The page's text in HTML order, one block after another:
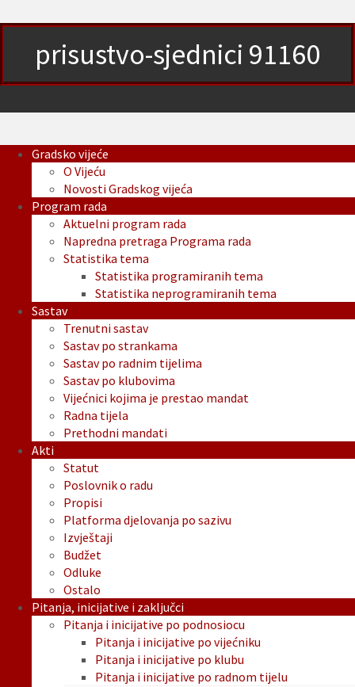
prisustvo-sjednici 91160
Gradsko vijeće
O Vijeću
Novosti Gradskog vijeća
Program rada
Aktuelni program rada
Napredna pretraga Programa rada
Statistika tema
Statistika programiranih tema
Statistika neprogramiranih tema
Sastav
Trenutni sastav
Sastav po strankama
Sastav po radnim tijelima
Sastav po klubovima
Vijećnici kojima je prestao mandat
Radna tijela
Prethodni mandati
Akti
Statut
Poslovnik o radu
Propisi
Platforma djelovanja po sazivu
Izvještaji
Budžet
Odluke
Ostalo
Pitanja, inicijative i zaključci
Pitanja i inicijative po podnosiocu
Pitanja i inicijative po vijećniku
Pitanja i inicijative po klubu
Pitanja i inicijative po radnom tijelu